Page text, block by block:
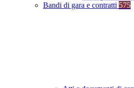
Bandi di gara e contratti 575